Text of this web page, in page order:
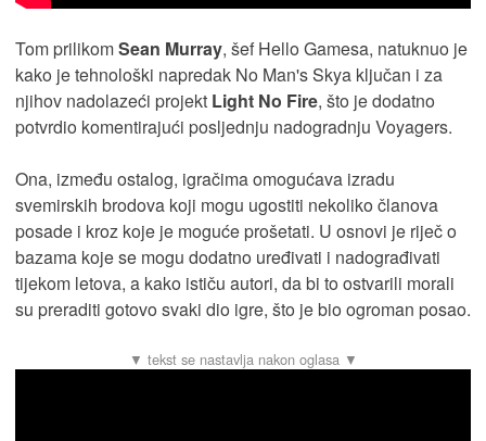
Tom prilikomSean Murray, šef Hello Gamesa, natuknuo je
kako je tehnološki napredak No Man's Skya ključan i za
njihov nadolazeći projekt Light No Fire, što je dodatno
potvrdio komentirajući posljednju nadogradnju Voyagers.
Ona, između ostalog, igračima omogućava izradu
svemirskih brodova koji mogu ugostiti nekoliko članova
posade i kroz koje je moguće prošetati. U osnovi je riječ o
bazama koje se mogu dodatno uređivati i nadograđivati
tijekom letova, a kako ističu autori, da bi to ostvarili morali
su preraditi gotovo svaki dio igre, što je bio ogroman posao.